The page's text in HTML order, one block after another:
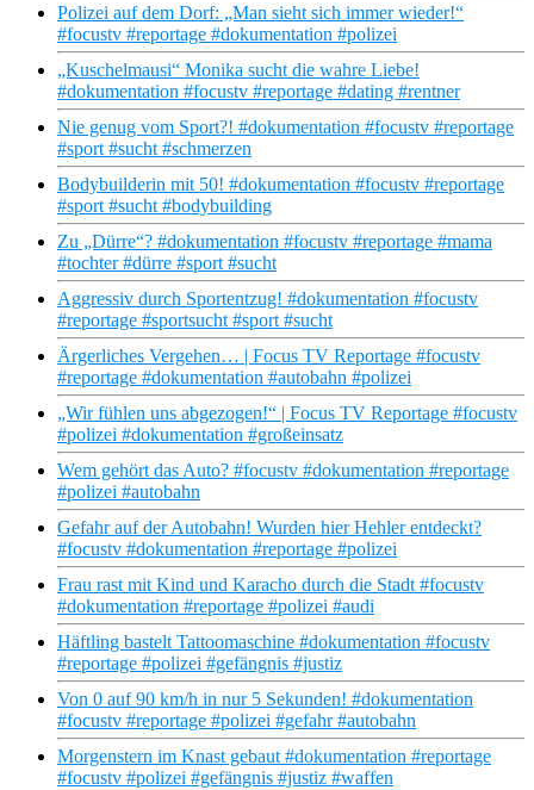
Polizei auf dem Dorf: „Man sieht sich immer wieder!“
#focustv #reportage #dokumentation #polizei
„Kuschelmausi“ Monika sucht die wahre Liebe!
#dokumentation #focustv #reportage #dating #rentner
Nie genug vom Sport?! #dokumentation #focustv #reportage
#sport #sucht #schmerzen
Bodybuilderin mit 50! #dokumentation #focustv #reportage
#sport #sucht #bodybuilding
Zu „Dürre“? #dokumentation #focustv #reportage #mama
#tochter #dürre #sport #sucht
Aggressiv durch Sportentzug! #dokumentation #focustv
#reportage #sportsucht #sport #sucht
Ärgerliches Vergehen… | Focus TV Reportage #focustv
#reportage #dokumentation #autobahn #polizei
„Wir fühlen uns abgezogen!“ | Focus TV Reportage #focustv
#polizei #dokumentation #großeinsatz
Wem gehört das Auto? #focustv #dokumentation #reportage
#polizei #autobahn
Gefahr auf der Autobahn! Wurden hier Hehler entdeckt?
#focustv #dokumentation #reportage #polizei
Frau rast mit Kind und Karacho durch die Stadt #focustv
#dokumentation #reportage #polizei #audi
Häftling bastelt Tattoomaschine #dokumentation #focustv
#reportage #polizei #gefängnis #justiz
Von 0 auf 90 km/h in nur 5 Sekunden! #dokumentation
#focustv #reportage #polizei #gefahr #autobahn
Morgenstern im Knast gebaut #dokumentation #reportage
#focustv #polizei #gefängnis #justiz #waffen